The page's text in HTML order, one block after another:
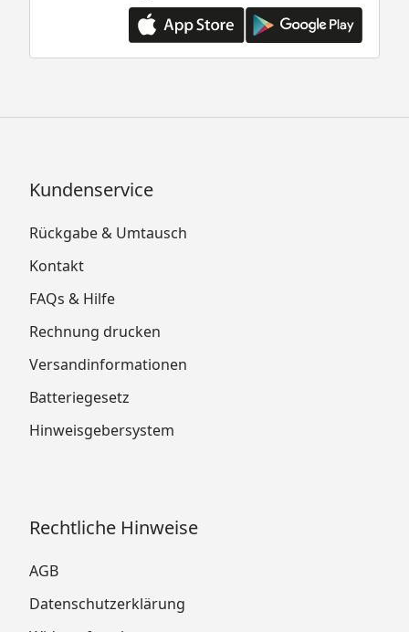
Kundenservice
Rückgabe & Umtausch
Kontakt
FAQs & Hilfe
Rechnung drucken
Versandinformationen
Batteriegesetz
Hinweisgebersystem
Rechtliche Hinweise
AGB
Datenschutzerklärung